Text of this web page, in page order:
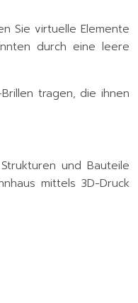
Sie virtuelle Elemente
durch eine leere
tragen, die ihnen
und Bauteile
mittels 3D-Druck